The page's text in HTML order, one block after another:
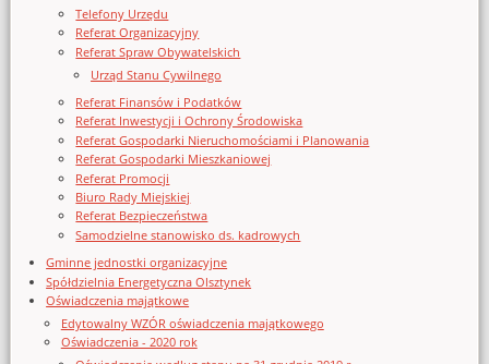
Telefony Urzędu
Referat Organizacyjny
Referat Spraw Obywatelskich
Urząd Stanu Cywilnego
Referat Finansów i Podatków
Referat Inwestycji i Ochrony Środowiska
Referat Gospodarki Nieruchomościami i Planowania
Referat Gospodarki Mieszkaniowej
Referat Promocji
Biuro Rady Miejskiej
Referat Bezpieczeństwa
Samodzielne stanowisko ds. kadrowych
Gminne jednostki organizacyjne
Spółdzielnia Energetyczna Olsztynek
Oświadczenia majątkowe
Edytowalny WZÓR oświadczenia majątkowego
Oświadczenia - 2020 rok